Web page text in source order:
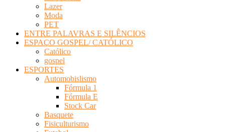
Lazer
Moda
PET
ENTRE PALAVRAS E SILÊNCIOS
ESPAÇO GOSPEL/ CATÓLICO
Católico
gospel
ESPORTES
Automobislismo
Fórmula 1
Fórmula E
Stock Car
Basquete
Fisiculturismo